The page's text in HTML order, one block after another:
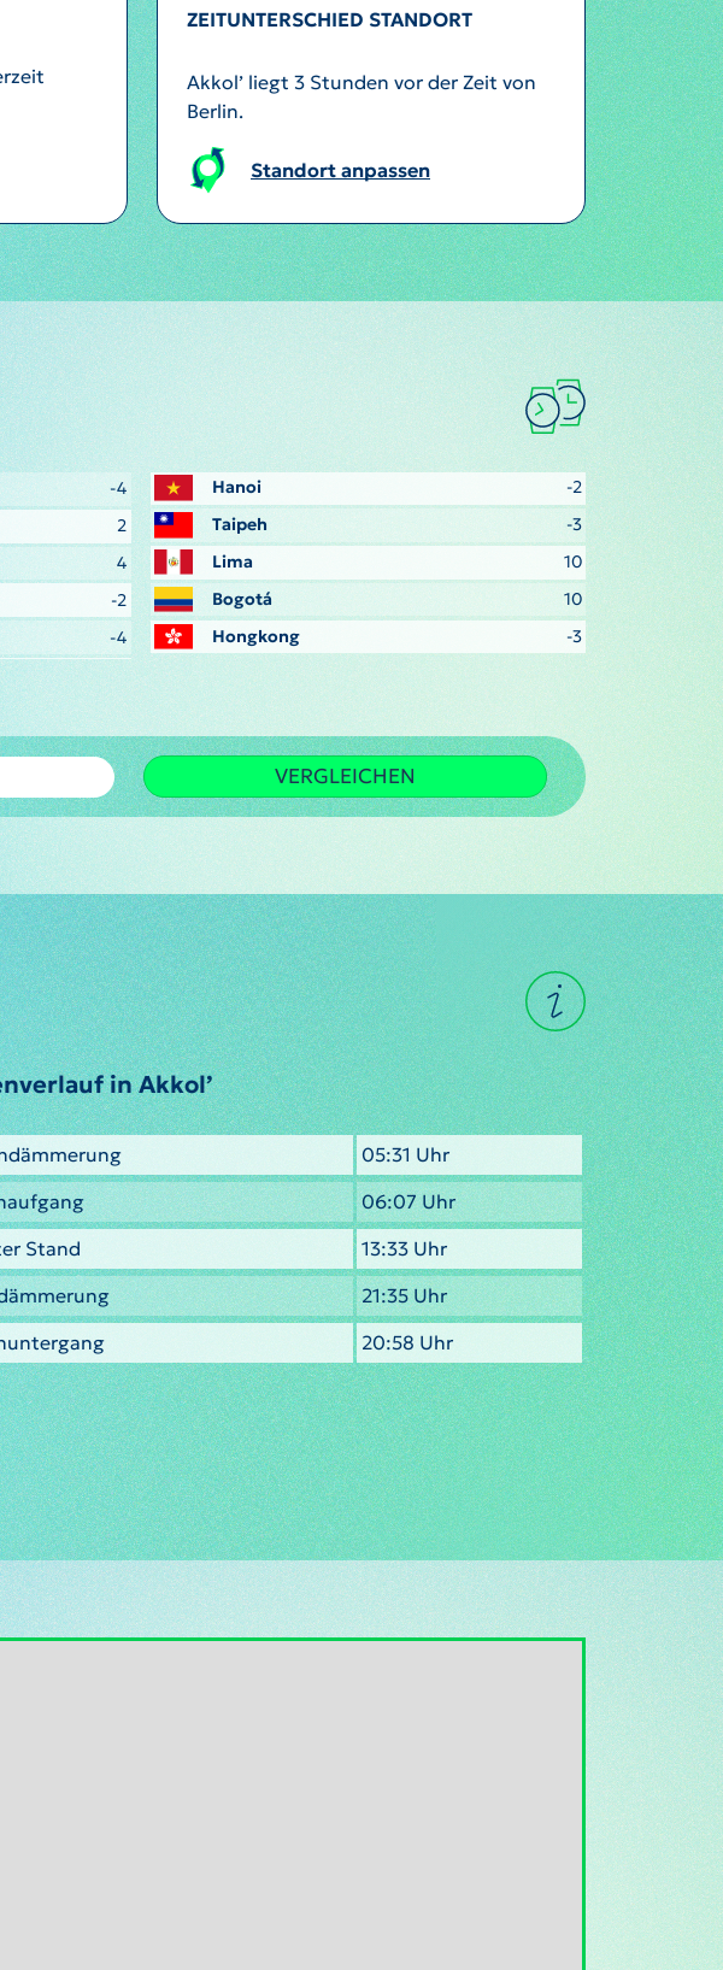
ZEITUNTERSCHIED STANDORT
Akkol’ liegt 3 Stunden vor der Zeit von
Berlin.
Standort anpassen
-4
2
4
-2
-4
Hanoi
-2
Taipeh
-3
Lima
10
Bogotá
10
Hongkong
-3
VERGLEICHEN
in Akkol’
05:31 Uhr
06:07 Uhr
Stand
13:33 Uhr
21:35 Uhr
20:58 Uhr